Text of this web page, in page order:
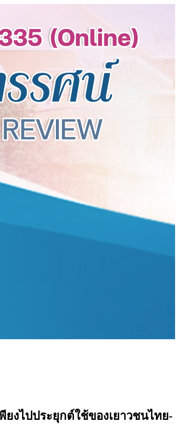
งไปประยุกต์ใช้ของเยาวชนไทย-